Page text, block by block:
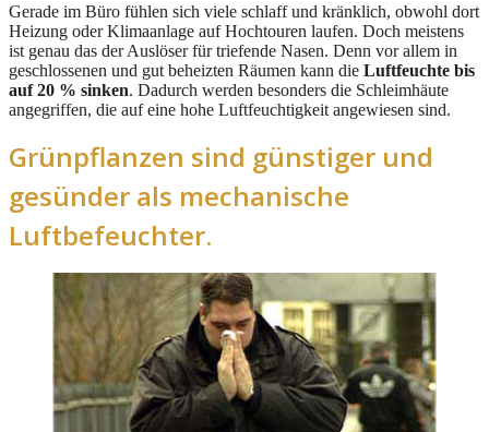
Gerade im Büro fühlen sich viele schlaff und kränklich, obwohl dort
Heizung oder Klimaanlage auf Hochtouren laufen. Doch meistens
ist genau das der Auslöser für triefende Nasen. Denn vor allem in
geschlossenen und gut beheizten Räumen kann die Luftfeuchte bis
auf 20 % sinken. Dadurch werden besonders die Schleimhäute
angegriffen, die auf eine hohe Luftfeuchtigkeit angewiesen sind.
Grünpflanzen sind günstiger und
gesünder als mechanische
Luftbefeuchter.